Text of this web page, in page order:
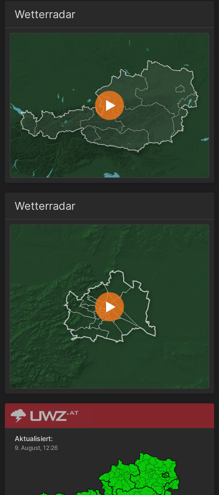
Wetterradar
Wetterradar
Aktualisiert:
9. August, 12:26